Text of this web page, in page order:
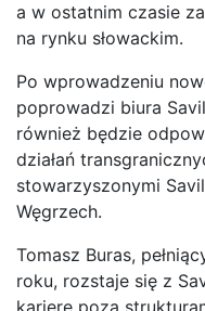
a w ostatnim czasie
na rynku słowackim.
Po wprowadzeniu
poprowadzi biura
również będzie
działań
stowarzyszonymi
Węgrzech.
Tomasz Buras,
roku, rozstaje się z